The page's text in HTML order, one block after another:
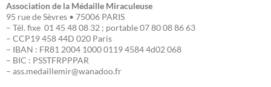
Association de la Médaille Miraculeuse
95 rue de Sèvres • 75006 PARIS
– Tél. fixe 01 45 48 08 32 ; portable 07 80 08 86 63
– CCP19 458 44D 020 Paris
– IBAN : FR81 2004 1000 0119 4584 4d02 068
– BIC : PSSTFRPPPAR
– ass.medaillemir@wanadoo.fr